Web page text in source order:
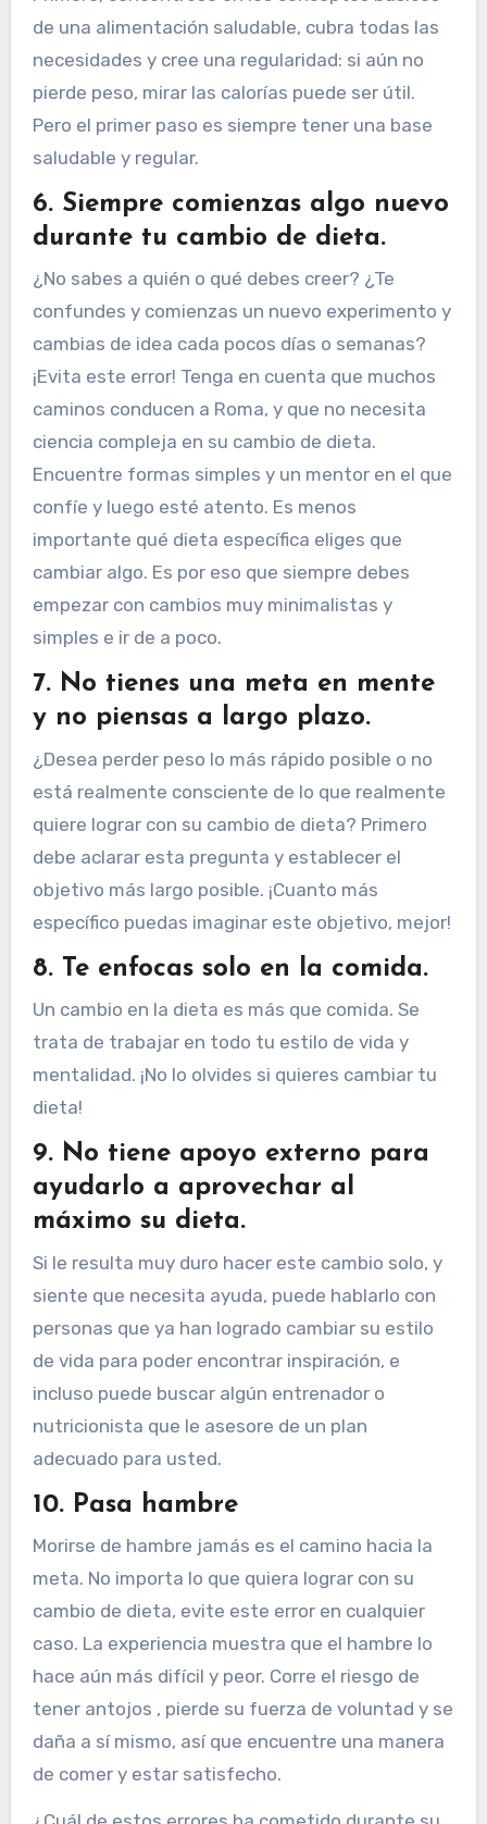
de una alimentación saludable, cubra todas las
necesidades y cree una regularidad: si aún no
pierde peso, mirar las calorías puede ser útil.
Pero el primer paso es siempre tener una base
saludable y regular.
6. Siempre comienzas algo nuevo
durante tu cambio de dieta.
¿No sabes a quién o qué debes creer? ¿Te
confundes y comienzas un nuevo experimento y
cambias de idea cada pocos días o semanas?
¡Evita este error! Tenga en cuenta que muchos
caminos conducen a Roma, y ​​que no necesita
ciencia compleja en su cambio de dieta.
Encuentre formas simples y un mentor en el que
confíe y luego esté atento. Es menos
importante qué dieta específica eliges que
cambiar algo. Es por eso que siempre debes
empezar con cambios muy minimalistas y
simples e ir de a poco.
7. No tienes una meta en mente
y no piensas a largo plazo.
¿Desea perder peso lo más rápido posible o no
está realmente consciente de lo que realmente
quiere lograr con su cambio de dieta? Primero
debe aclarar esta pregunta y establecer el
objetivo más largo posible. ¡Cuanto más
específico puedas imaginar este objetivo, mejor!
8. Te enfocas solo en la comida.
Un cambio en la dieta es más que comida. Se
trata de trabajar en todo tu estilo de vida y
mentalidad. ¡No lo olvides si quieres cambiar tu
dieta!
9. No tiene apoyo externo para
ayudarlo a aprovechar al
máximo su dieta.
Si le resulta muy duro hacer este cambio solo, y
siente que necesita ayuda, puede hablarlo con
personas que ya han logrado cambiar su estilo
de vida para poder encontrar inspiración, e
incluso puede buscar algún entrenador o
nutricionista que le asesore de un plan
adecuado para usted.
10. Pasa hambre
Morirse de hambre jamás es el camino hacia la
meta. No importa lo que quiera lograr con su
cambio de dieta, evite este error en cualquier
caso. La experiencia muestra que el hambre lo
hace aún más difícil y peor. Corre el riesgo de
tener antojos , pierde su fuerza de voluntad y se
daña a sí mismo, así que encuentre una manera
de comer y estar satisfecho.